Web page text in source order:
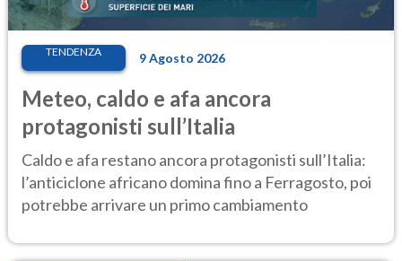
TENDENZA 9 Agosto 2026
Meteo, caldo e afa ancora
protagonisti sull’Italia
Caldo e afa restano ancora protagonisti sull’Italia:
l’anticiclone africano domina fino a Ferragosto, poi
potrebbe arrivare un primo cambiamento